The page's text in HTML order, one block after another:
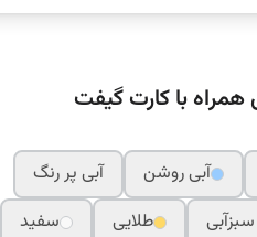
با کارت گیفت
آبی روشن
آبی پر رنگ
سبزآبی طلایی
سفید